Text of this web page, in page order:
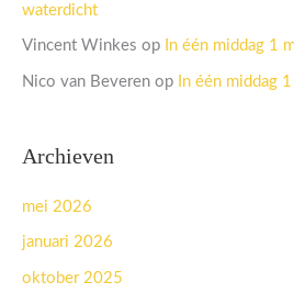
waterdicht
Vincent Winkes op In één middag 1
Nico van Beveren op In één middag
Archieven
mei 2026
januari 2026
oktober 2025